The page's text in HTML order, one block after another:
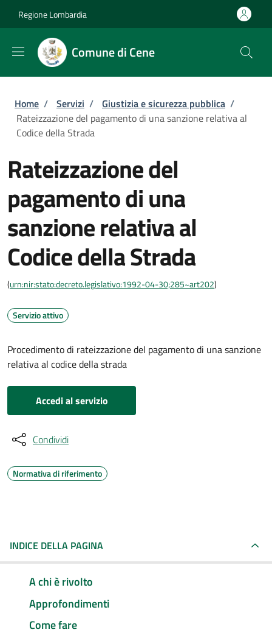
Regione Lombardia
Comune di Cene
Briciole di pane
Home / Servizi / Giustizia e sicurezza pubblica /
Rateizzazione del pagamento di una sanzione relativa al
Codice della Strada
Rateizzazione del
pagamento di una
sanzione relativa al
Codice della Strada
(urn:nir:stato:decreto.legislativo:1992-04-30;285~art202)
Servizio attivo
Procedimento di rateizzazione del pagamento di una sanzione
relativa al codice della strada
Accedi al servizio
Condividi
Normativa di riferimento
INDICE DELLA PAGINA
A chi è rivolto
Approfondimenti
Come fare